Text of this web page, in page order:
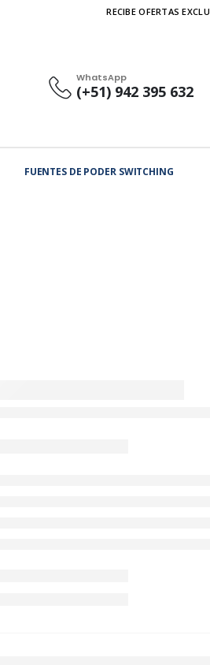
RECIBE OFERTAS
WhatsApp
(+51) 942 395 632
FUENTES DE PODER SWITCHING